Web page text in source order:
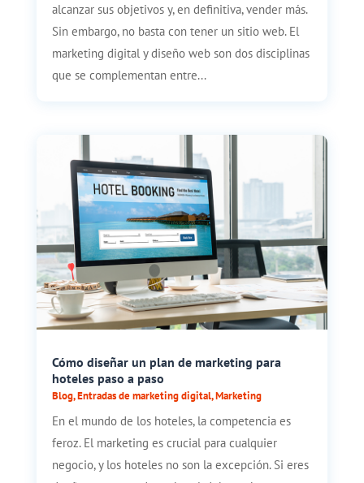
alcanzar sus objetivos y, en definitiva, vender más.
Sin embargo, no basta con tener un sitio web. El
marketing digital y diseño web son dos disciplinas
que se complementan entre...
Cómo diseñar un plan de marketing para
hoteles paso a paso
Blog,Entradas de marketing digital,Marketing
En el mundo de los hoteles, la competencia es
feroz. El marketing es crucial para cualquier
negocio, y los hoteles no son la excepción. Si eres